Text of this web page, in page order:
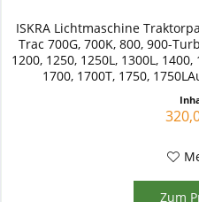
ISKRA Lichtmaschine
Trac 700G, 700K, 800, 900-
1200, 1250, 1250L, 1300L,
1700, 1700T, 1750,
Zum